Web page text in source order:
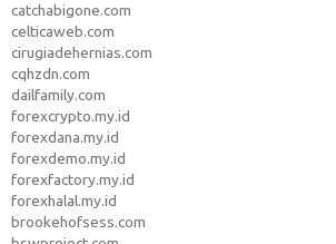
catchabigone.com
celticaweb.com
cirugiadehernias.com
cqhzdn.com
dailfamily.com
forexcrypto.my.id
forexdana.my.id
forexdemo.my.id
forexfactory.my.id
forexhalal.my.id
brookehofsess.com